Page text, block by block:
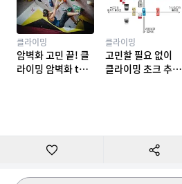
클라이밍
암벽화 고민 끝! 클
라이밍 암벽화 top
클라이밍
고민할 필요 없이
클라이밍 초크 추천